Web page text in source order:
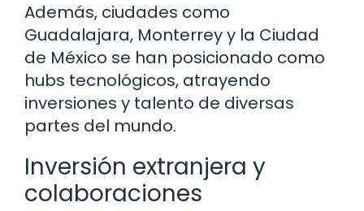
Además, ciudades como
Guadalajara, Monterrey y la Ciudad
de México se han posicionado como
hubs tecnológicos, atrayendo
inversiones y talento de diversas
partes del mundo.
Inversión extranjera y
colaboraciones